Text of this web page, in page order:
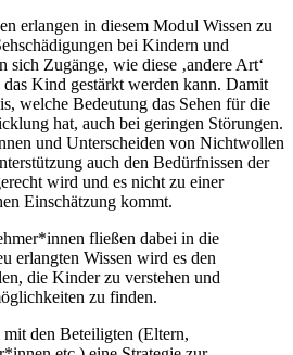
erlangen in diesem Modul Wissen zu
bei Kindern und
sich Zugänge, wie diese ‚andere Art‘
das Kind gestärkt werden kann. Damit
welche Bedeutung das Sehen für die
hat, auch bei geringen Störungen.
und Unterscheiden von Nichtwollen
auch den Bedürfnissen der
wird und es nicht zu einer
Einschätzung kommt.
fließen dabei in die
erlangten Wissen wird es den
die Kinder zu verstehen und
zu finden.
mit den Beteiligten (Eltern,